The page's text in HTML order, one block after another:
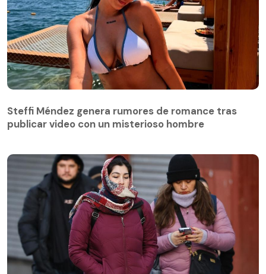
publicar video con un misterioso hombre
Steffi Méndez genera rumores de romance tras
publicar video con un misterioso hombre